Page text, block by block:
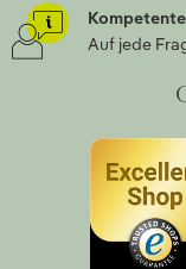
Auf jede